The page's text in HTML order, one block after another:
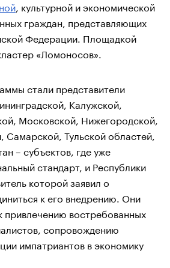
, культурной и экономической
граждан, представляющих
Федерации. Площадкой
«Ломоносов».
стали представители
Калужской,
Московской, Нижегородской,
Тульской областей,
– субъектов, где уже
стандарт, и Республики
которой заявил о
к его внедрению. Они
привлечению востребованных
сопровождению
импатриантов в экономику